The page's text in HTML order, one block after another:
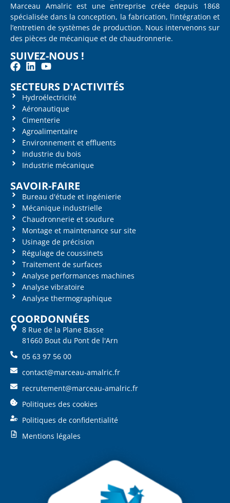
Marceau Amalric est une entreprise créée depuis 1868
spécialisée dans la conception, la fabrication, l’intégration et
l’entretien de systèmes de production. Nous intervenons sur
des pièces de mécanique et de chaudronnerie.
SUIVEZ-NOUS !
SECTEURS D'ACTIVITÉS
Hydroélectricité
Aéronautique
Cimenterie
Agroalimentaire
Environnement et effluents
Industrie du bois
Industrie mécanique
SAVOIR-FAIRE
Bureau d'étude et ingénierie
Mécanique industrielle
Chaudronnerie et soudure
Montage et maintenance sur site
Usinage de précision
Régulage de coussinets
Traitement de surfaces
Analyse performances machines
Analyse vibratoire
Analyse thermographique
COORDONNÉES
8 Rue de la Plane Basse
81660 Bout du Pont de l'Arn
05 63 97 56 00
contact@marceau-amalric.fr
recrutement@marceau-amalric.fr
Politiques des cookies
Politiques de confidentialité
Mentions légales